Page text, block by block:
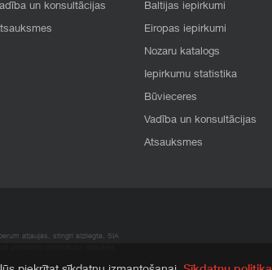
un konsultācijas Baltijas iepirkumi
Eiropas iepirkumi
Nozaru katalogs
Iepirkumu statistika
Būvieceres
Vadība un konsultācijas
Atsauksmes
atļaujas, stingri aizliegta. SIA